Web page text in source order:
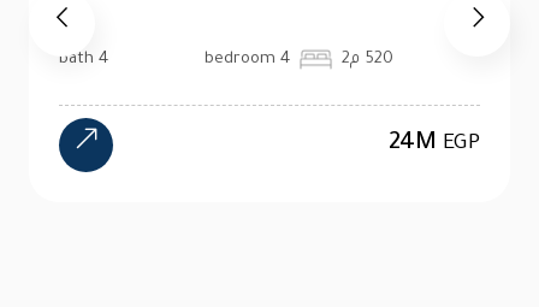
520 م2 4 bedroom
4 bath
24M EGP